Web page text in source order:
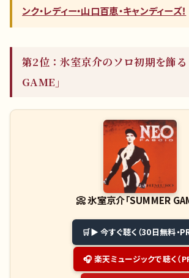
ンク・レディー・山口百恵・キャンディーズ！
第2位：氷室京介のソロ初期を飾
GAME」
📀氷室京介「SUMMER
▶ 今すぐ聴く（30日無料・PR
🎧 楽天ミュージックで聴く（